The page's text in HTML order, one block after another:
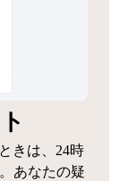
きは、24時
あなたの疑